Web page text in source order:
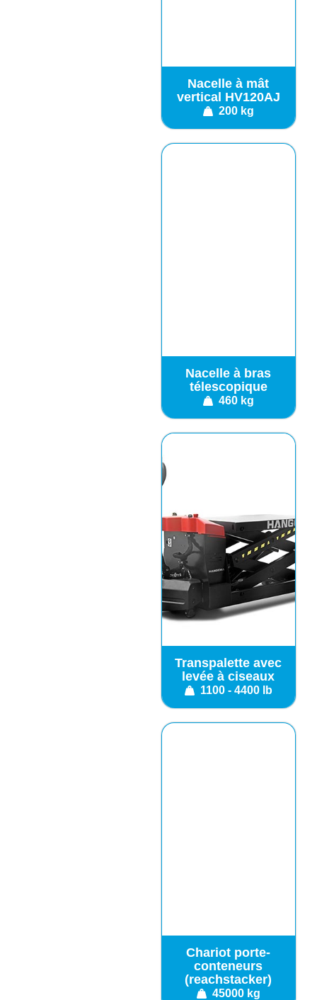
Nacelle à mât
vertical HV120AJ
200 kg
Nacelle à bras
télescopique
460 kg
Transpalette avec
levée à ciseaux
1100 - 4400 lb
Chariot porte-
conteneurs
(reachstacker)
45000 kg